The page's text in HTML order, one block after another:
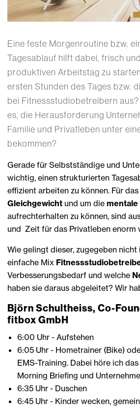
Eine feste Morgenroutine bzw.
Tagesablauf hilft dabei, frisch
produktiven Arbeitstag zu
ersten Stunden des Tages bzw.
bei Fitnessstudiobetreibern
es, die Herausforderung
Familie und Privatleben unter
bekommen?
Gerade für Selbstständige und
wichtig, einen strukturierten
effizient arbeiten zu können. Für das
Gleichgewicht und um die
aufrechterhalten zu können, sind
und Zeit für das Privatleben enorm
Wie gelingt dieser, zugegeben nicht
einfache Mix
Verbesserungsbedarf und welche
haben sie daraus abgeleitet? Wir
Björn Schultheiss, Co-
fitbox GmbH
6:00 Uhr - Aufstehen
6:05 Uhr - Hometrainer (Bike)
EMS-Training. Dabei höre ich
Morning Briefing und
6:35 Uhr - Duschen
6:45 Uhr - Kinder wecken,